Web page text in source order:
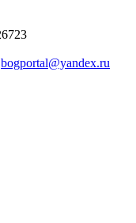
bogportal@yandex.ru